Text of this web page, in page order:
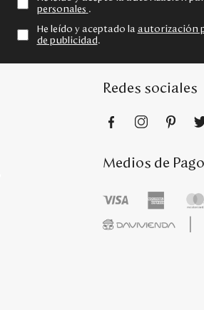
personales .
He leído y aceptado la autorización
de publicidad .
Redes sociales
Medios de Pago